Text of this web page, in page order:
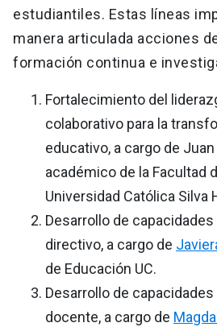
estudiantiles. Estas líneas
manera articulada acciones
formación continua e
Fortalecimiento del
colaborativo para la
educativo, a cargo de
académico de la Facultad
Universidad Católica Silva
Desarrollo de
directivo, a cargo de
de Educación UC.
Desarrollo de
docente, a cargo de